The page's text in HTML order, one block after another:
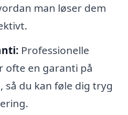
man løser dem
Professionelle
ofte en garanti på
så du kan føle dig tryg